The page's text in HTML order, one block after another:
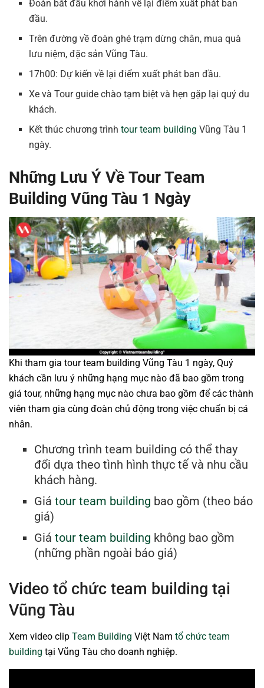
Đoàn bắt đầu khởi hành về lại điểm xuất phát ban
đầu.
Trên đường về đoàn ghé trạm dừng chân, mua quà
lưu niệm, đặc sản Vũng Tàu.
17h00: Dự kiến về lại điểm xuất phát ban đầu.
Xe và Tour guide chào tạm biệt và hẹn gặp lại quý du
khách.
Kết thúc chương trìnhtour team building Vũng Tàu 1
ngày.
Những Lưu Ý Về Tour Team
Building Vũng Tàu 1 Ngày
Khi tham gia tour team building Vũng Tàu 1 ngày, Quý
khách cần lưu ý những hạng mục nào đã bao gồm trong
giá tour, những hạng mục nào chưa bao gồm để các thành
viên tham gia cùng đoàn chủ động trong việc chuẩn bị cá
nhân.
Chương trình team building có thể thay
đổi dựa theo tình hình thực tế và nhu cầu
khách hàng.
Giá tour team building bao gồm (theo báo
giá)
Giá tour team building không bao gồm
(những phần ngoài báo giá)
Video tổ chức team building tại
Vũng Tàu
Xem video clip Team Building Việt Nam tổ chức team
building tại Vũng Tàu cho doanh nghiệp.